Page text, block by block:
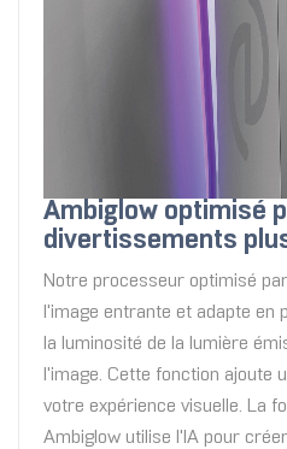
Ambiglow optimisé
divertissements
Notre processeur optimisé
l'image entrante et adapte en
la luminosité de la lumière
l'image. Cette fonction ajoute
votre expérience visuelle. La
Ambiglow utilise l'IA pour